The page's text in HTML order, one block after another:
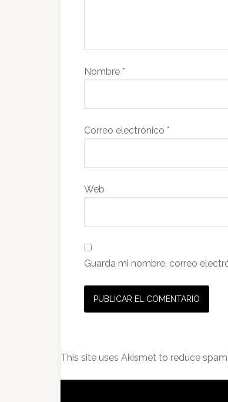
Nombre *
Correo electrónico *
Web
Guarda mi nombre, correo
This site uses Akismet to reduce spam.